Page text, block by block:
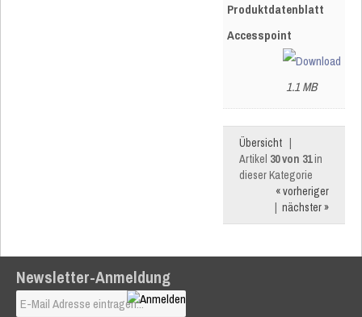
Produktdatenblatt
Accesspoint
1.1 MB
Übersicht |
Artikel 30 von 31in
dieser Kategorie
« vorheriger
| nächster »
Newsletter-Anmeldung